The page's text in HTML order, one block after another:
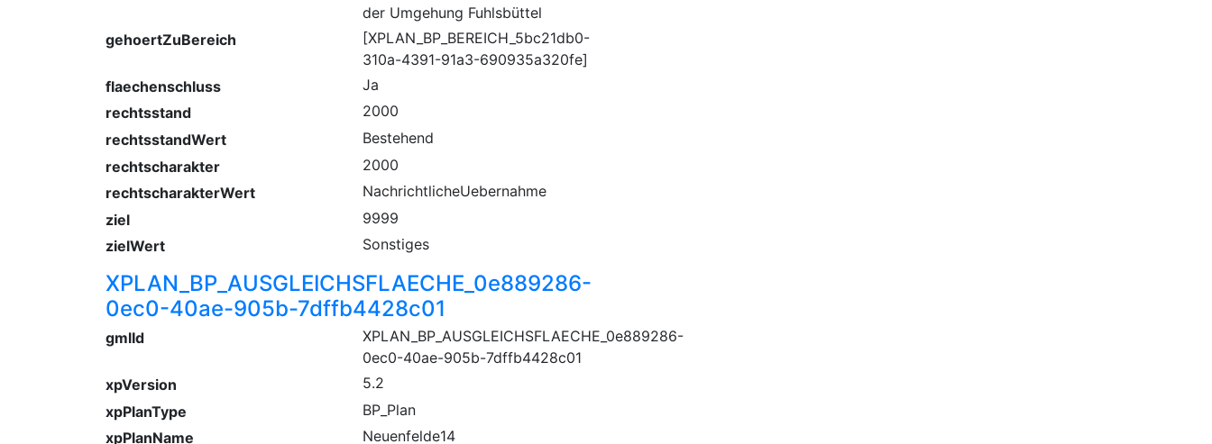
der Umgehung Fuhlsbüttel
gehoertZuBereich
[XPLAN_BP_BEREICH_5bc21db0-
310a-4391-91a3-690935a320fe]
flaechenschluss
Ja
rechtsstand
2000
rechtsstandWert
Bestehend
rechtscharakter
2000
rechtscharakterWert
NachrichtlicheUebernahme
ziel
9999
zielWert
Sonstiges
XPLAN_BP_AUSGLEICHSFLAECHE_0e889286-
0ec0-40ae-905b-7dffb4428c01
gmlId
XPLAN_BP_AUSGLEICHSFLAECHE_0e889286-
0ec0-40ae-905b-7dffb4428c01
xpVersion
5.2
xpPlanType
BP_Plan
xpPlanName
Neuenfelde14